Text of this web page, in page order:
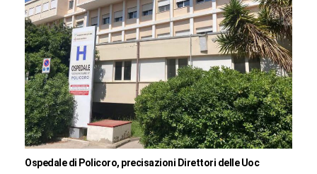
Ospedale di Policoro, precisazioni Direttori delle Uoc